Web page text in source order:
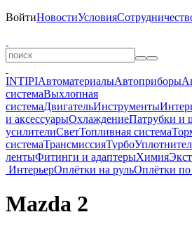
ВойтиНовостиУсловия
INTIPIАвтоматериалыАвтоприборы
системаВыхлопная
системаДвигательИнструменты
и аксессуарыОхлаждениеПатрубки и
усилителиСветТопливная система
системаТрансмиссияТурбо
лентыФитинги и адаптерыХимия
ИнтерьерОплётки на рульОплётки
Mazda 2